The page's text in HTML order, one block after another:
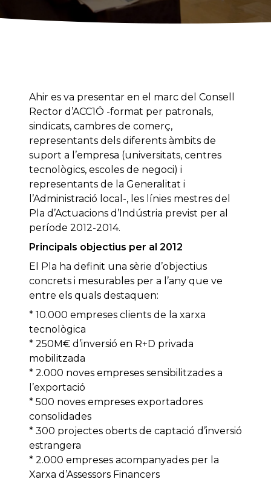
Ahir es va presentar en el marc del Consell
Rector d’ACC1Ó -format per patronals,
sindicats, cambres de comerç,
representants dels diferents àmbits de
suport a l’empresa (universitats, centres
tecnològics, escoles de negoci) i
representants de la Generalitat i
l’Administració local-, les línies mestres del
Pla d’Actuacions d’Indústria previst per al
període 2012-2014.
Principals objectius per al 2012
El Pla ha definit una sèrie d’objectius
concrets i mesurables per a l’any que ve
entre els quals destaquen:
* 10.000 empreses clients de la xarxa
tecnològica
* 250M€ d’inversió en R+D privada
mobilitzada
* 2.000 noves empreses sensibilitzades a
l’exportació
* 500 noves empreses exportadores
consolidades
* 300 projectes oberts de captació d’inversió
estrangera
* 2.000 empreses acompanyades per la
Xarxa d’Assessors Financers